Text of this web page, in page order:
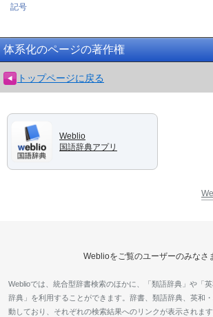
記号
体系化のページの著作権
トップページに戻る
Weblio
国語辞典アプリ
Weblioをご覧のユーザーのみなさ
Weblioでは、統合型辞書検索のほかに、「類語辞典」や「
辞典」を利用することができます。辞書、類語辞典、英和
動しており、それぞれの検索結果へのリンクが表示されま